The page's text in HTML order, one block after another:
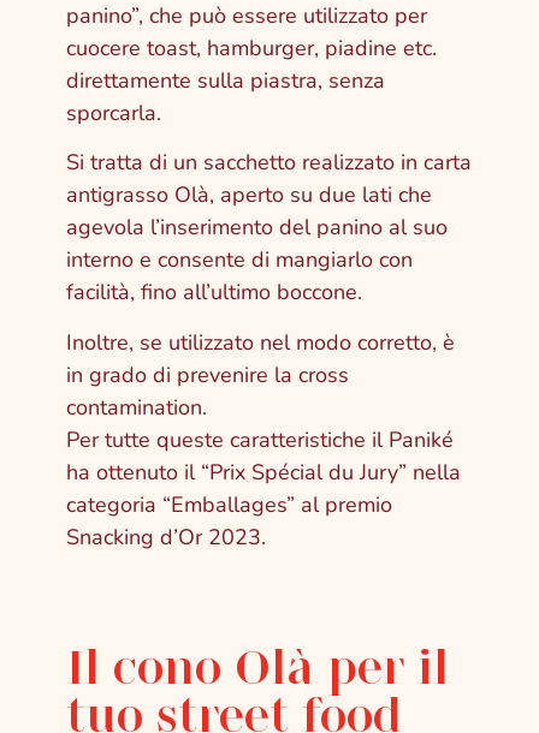
panino”, che può essere utilizzato per
cuocere toast, hamburger, piadine etc.
direttamente sulla piastra, senza
sporcarla.
Si tratta di un sacchetto realizzato in carta
antigrasso Olà, aperto su due lati che
agevola l’inserimento del panino al suo
interno e consente di mangiarlo con
facilità, fino all’ultimo boccone.
Inoltre, se utilizzato nel modo corretto, è
in grado di prevenire la cross
contamination.
Per tutte queste caratteristiche il Paniké
ha ottenuto il “Prix Spécial du Jury” nella
categoria “Emballages” al premio
Snacking d’Or 2023.
Il cono Olà per il
tuo street food